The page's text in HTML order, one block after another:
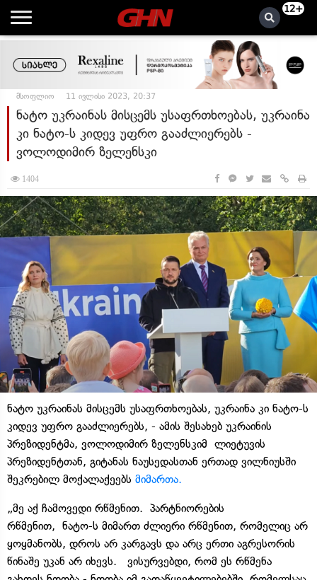
12+
მსოფლიო 11 ივლისი 2023, 20:37
ნატო უკრაინას მისცემს უსაფრთხოებას, უკრაინა
კი ნატო-ს კიდევ უფრო გააძლიერებს -
ვოლოდიმირ ზელენსკი
1404
ნატო უკრაინას მისცემს უსაფრთხოებას, უკრაინა კი ნატო-ს
კიდევ უფრო გააძლიერებს, - ამის შესახებ უკრაინის
პრეზიდენტმა, ვოლოდიმირ ზელენსკიმ ლიეტუვის
პრეზიდენტთან, გიტანას ნაუსედასთან ერთად ვილნიუსში
შეკრებილ მოქალაქეებს მიმართა.
„მე აქ ჩამოვედი რწმენით. პარტნიორების
რწმენით, ნატო-ს მიმართ ძლიერი რწმენით, რომელიც არ
ყოყმანობს, დროს არ კარგავს და არც ერთი აგრესორის
წინაშე უკან არ იხევს. ვისურვებდი, რომ ეს რწმენა